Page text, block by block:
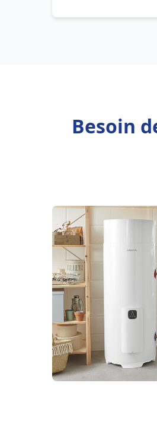
Besoin